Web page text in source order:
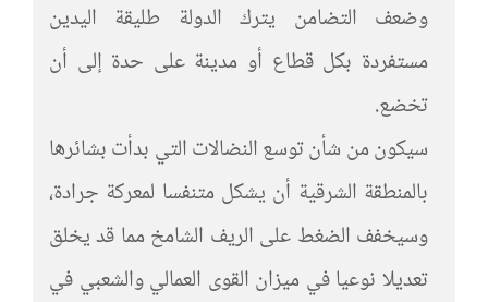
وضعف التضامن يترك الدولة طليقة اليدين
مستفردة بكل قطاع أو مدينة على حدة إلى أن
تخضع.
سيكون من شأن توسع النضالات التي بدأت بشائرها
بالمنطقة الشرقية أن يشكل متنفسا لمعركة جرادة،
وسيخفف الضغط على الريف الشامخ مما قد يخلق
تعديلا نوعيا في ميزان القوى العمالي والشعبي في